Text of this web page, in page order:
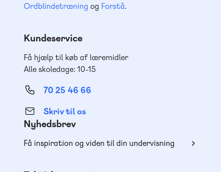
Ordblindetræning og Forstå.
Kundeservice
Få hjælp til køb af læremidler
Alle skoledage: 10-15
70 25 46 66
Skriv til os
Nyhedsbrev
Få inspiration og viden til din undervisning